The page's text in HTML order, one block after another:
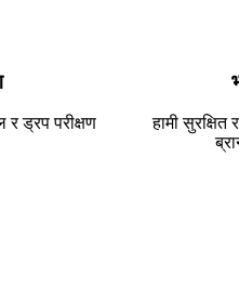
ड्रप परीक्षण
हामी